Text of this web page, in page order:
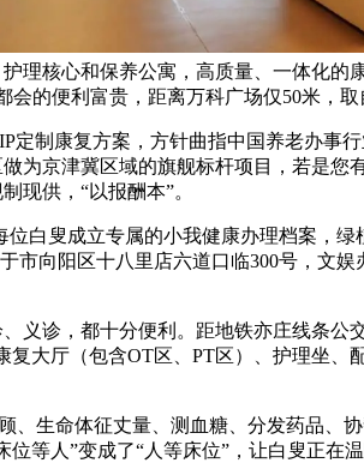
核心和保养公寓，高质量、一体化的
的便利富贵，距离万科广场仅50米，取
康复方案，方针曲指中国养老办事行
京津冀区域的旗舰标杆项目，若是您
现供，“以报酬本”。
叟成立专属的小我健康办理档案，
市向阳区十八里店六道口临300号，文
诊，都十分便利。距地铁亦庄线条公
大厅（包含OT区、PT区）、护理坐
生命体征丈量、测血糖、分发药品、
等人”变成了“人等床位”，让白叟正